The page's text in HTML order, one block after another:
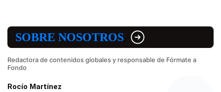
SOBRE NOSOTROS
Redactora de contenidos globales y responsable de Fórmate a
Fondo
Rocío Martínez